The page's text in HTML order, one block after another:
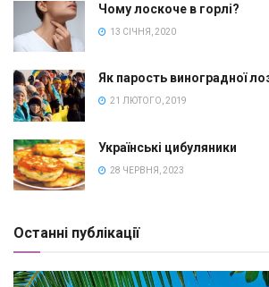
Чому лоскоче в горлі?
13 СІЧНЯ, 2020
Як парость виноградної
21 ЛЮТОГО, 2019
Українські цибуляники
28 ЧЕРВНЯ, 2023
Останні публікації